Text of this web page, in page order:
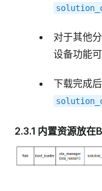
对于其他
设备功能
下载完成后
2.3.1 内置资源放